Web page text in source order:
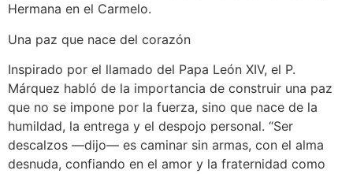
Hermana en el Carmelo.
Una paz que nace del corazón
Inspirado por el llamado del Papa León XIV, el P.
Márquez habló de la importancia de construir una paz
que no se impone por la fuerza, sino que nace de la
humildad, la entrega y el despojo personal. “Ser
descalzos —dijo— es caminar sin armas, con el alma
desnuda, confiando en el amor y la fraternidad como